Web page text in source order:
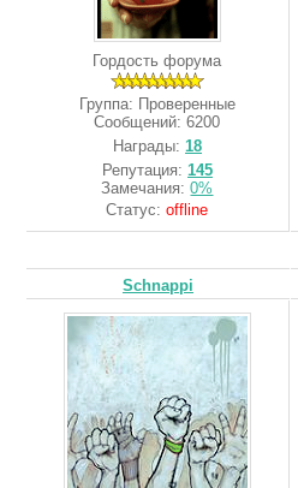
Гордость форума
Группа: Проверенные
Сообщений:6200
Награды: 18
Репутация: 145
Замечания:0%
Статус:offline
Schnappi